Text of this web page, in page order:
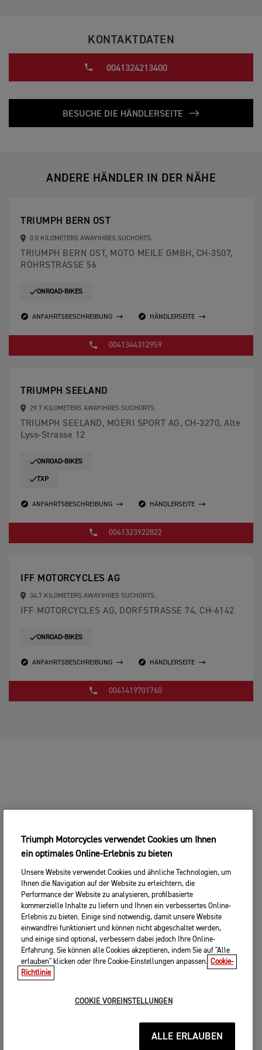
KONTAKTDATEN
0041324213400
BESUCHE DIE HÄNDLERSEITE
ANDERE HÄNDLER IN DER NÄHE
TRIUMPH BERN OST
0.0 KILOMETERS AWAYIHRES SUCHORTS.
TRIUMPH BERN OST, MOTO MEILE GMBH, CH-3507,
ROHRSTRASSE 56
ONROAD-BIKES
ANFAHRTSBESCHREIBUNG HÄNDLERSEITE
0041344312959
TRIUMPH SEELAND
29.7 KILOMETERS AWAYIHRES SUCHORTS.
TRIUMPH SEELAND, MOERI SPORT AG, CH-3270, Alte
Lyss-Strasse 12
ONROAD-BIKES
TXP
ANFAHRTSBESCHREIBUNG HÄNDLERSEITE
0041323922822
IFF MOTORCYCLES AG
34.7 KILOMETERS AWAYIHRES SUCHORTS.
IFF MOTORCYCLES AG, DORFSTRASSE 74, CH-6142
ONROAD-BIKES
ANFAHRTSBESCHREIBUNG HÄNDLERSEITE
0041419701760
Triumph Motorcycles verwendet Cookies um Ihnen
ein optimales Online-Erlebnis zu bieten
Unsere Website verwendet Cookies und ähnliche Technologien, um
Ihnen die Navigation auf der Website zu erleichtern, die
Performance der Website zu analysieren, profilbasierte
kommerzielle Inhalte zu liefern und Ihnen ein verbessertes Online-
Erlebnis zu bieten. Einige sind notwendig, damit unsere Website
einwandfrei funktioniert und können nicht abgeschaltet werden,
und einige sind optional, verbessern dabei jedoch Ihre Online-
Erfahrung. Sie können alle Cookies akzeptieren, indem Sie auf "Alle
erlauben" klicken oder Ihre Cookie-Einstellungen anpassen. Cookie-
Richtlinie
COOKIE VOREINSTELLUNGEN
ALLE ERLAUBEN